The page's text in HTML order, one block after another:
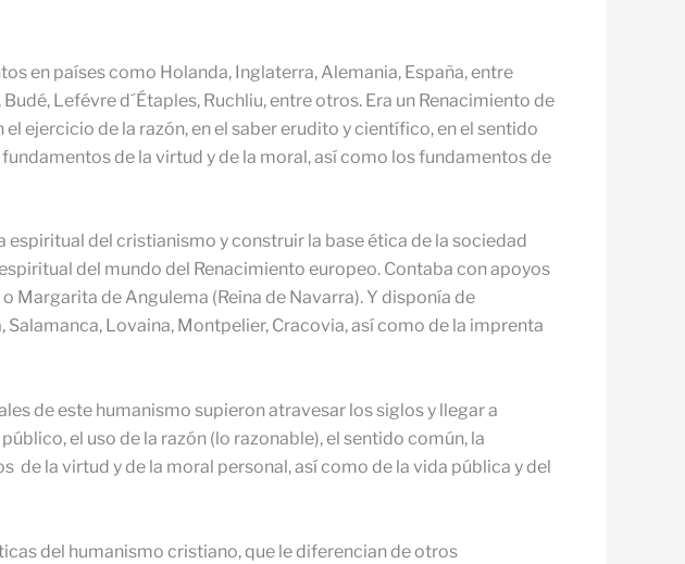
en países como Holanda, Inglaterra, Alemania, España, entre
Lefévre d´Étaples, Ruchliu, entre otros. Era un Renacimiento de
ejercicio de la razón, en el saber erudito y científico, en el sentido
de la virtud y de la moral, así como los fundamentos de
del cristianismo y construir la base ética de la sociedad
del mundo del Renacimiento europeo. Contaba con apoyos
Margarita de Angulema (Reina de Navarra). Y disponía de
Lovaina, Montpelier, Cracovia, así como de la imprenta
de este humanismo supieron atravesar los siglos y llegar a
el uso de la razón (lo razonable), el sentido común, la
la virtud y de la moral personal, así como de la vida pública y del
del humanismo cristiano, que le diferencian de otros